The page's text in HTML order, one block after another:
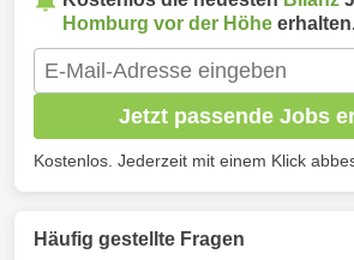
Homburg vor der Höhe
Jetzt passende Jobs
Kostenlos. Jederzeit mit einem Klick
Häufig gestellte Fragen